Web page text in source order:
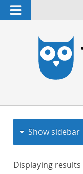
Navigation
Show sidebar
Displaying results